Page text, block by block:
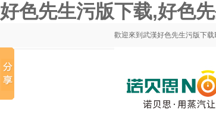
好色先生污版下载,好色
歡迎來到武漢好色先生污版下